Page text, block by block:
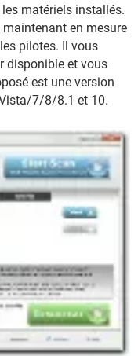
matériels installés.
en mesure
pilotes. Il vous
disponible et vous
est une version
7/8/8.1 et 10.